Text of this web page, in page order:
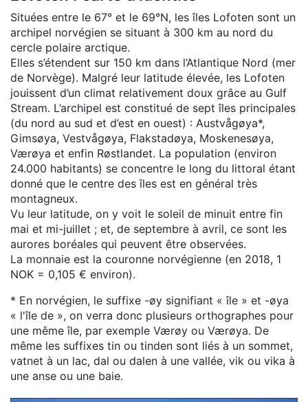
Situées entre le 67° et le 69°N, les îles Lofoten sont un
archipel norvégien se situant à 300 km au nord du
cercle polaire arctique.
Elles s’étendent sur 150 km dans l’Atlantique Nord (mer
de Norvège). Malgré leur latitude élevée, les Lofoten
jouissent d’un climat relativement doux grâce au Gulf
Stream. L’archipel est constitué de sept îles principales
(du nord au sud et d’est en ouest) : Austvågøya*,
Gimsøya, Vestvågøya, Flakstadøya, Moskenesøya,
Værøya et enfin Røstlandet. La population (environ
24.000 habitants) se concentre le long du littoral étant
donné que le centre des îles est en général très
montagneux.
Vu leur latitude, on y voit le soleil de minuit entre fin
mai et mi-juillet ; et, de septembre à avril, ce sont les
aurores boréales qui peuvent être observées.
La monnaie est la couronne norvégienne (en 2018, 1
NOK = 0,105 € environ).
* En norvégien, le suffixe -øy signifiant « île » et -øya
« l'île de », on verra donc plusieurs orthographes pour
une même île, par exemple Værøy ou Værøya. De
même les suffixes tin ou tinden sont liés à un sommet,
vatnet à un lac, dal ou dalen à une vallée, vik ou vika à
une anse ou une baie.